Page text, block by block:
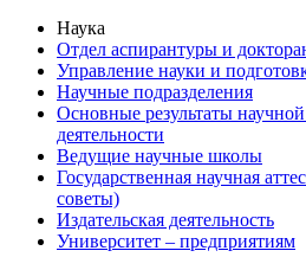
Наука
Отдел аспирантуры и
Управление науки и
Научные подразделения
Основные результаты
деятельности
Ведущие научные школы
Государственная научная
советы)
Издательская деятельность
Университет – предприятиям